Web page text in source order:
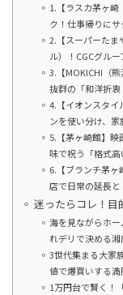
1.【ラスカ茅ヶ崎
ク！仕事帰りにサ
2.【スーパーたま
ル）！CGCグル
3.【MOKICHI（
抜群の「和洋折衷
4.【イオンスタイ
ンを使い分け、家
5.【茅ヶ崎館】映
味で祝う「格式高
6.【ブランチ茅
店で日常の延長と
迷ったらコレ！目
海を見ながらホー
れデリで決める
3世代集まる大家
値で爆買いする満
1万円台で賢く！